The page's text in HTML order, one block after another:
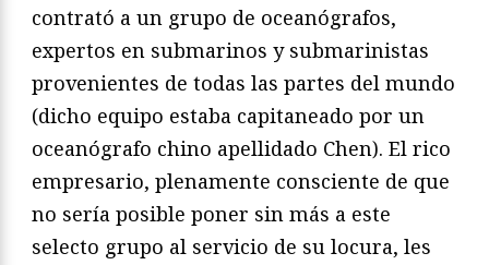
contrató a un grupo de oceanógrafos,
expertos en submarinos y submarinistas
provenientes de todas las partes del mundo
(dicho equipo estaba capitaneado por un
oceanógrafo chino apellidado Chen). El rico
empresario, plenamente consciente de que
no sería posible poner sin más a este
selecto grupo al servicio de su locura, les